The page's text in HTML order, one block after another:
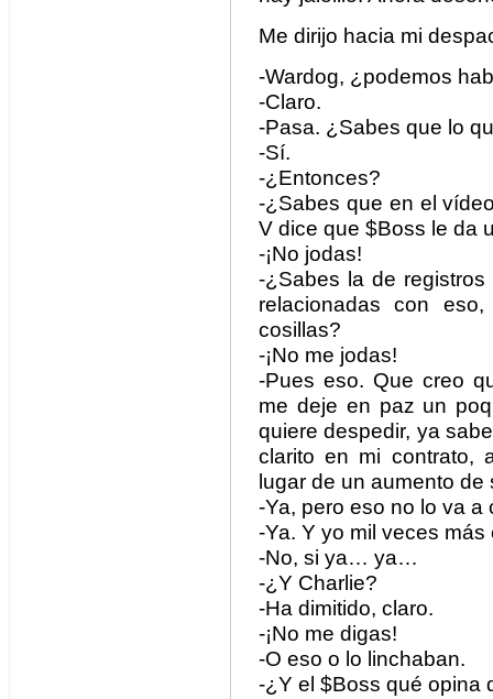
Me dirijo hacia mi
-Wardog, ¿podemos
-Claro.
-Pasa. ¿Sabes que lo
-Sí.
-¿Entonces?
-¿Sabes que en el
V dice que $Boss le da
-¡No jodas!
-¿Sabes la de
relacionadas con
cosillas?
-¡No me jodas!
-Pues eso. Que creo
me deje en paz un
quiere despedir, ya
clarito en mi contrato,
lugar de un aumento de
-Ya, pero eso no lo va
-Ya. Y yo mil veces más
-No, si ya… ya…
-¿Y Charlie?
-Ha dimitido, claro.
-¡No me digas!
-O eso o lo linchaban.
-¿Y el $Boss qué opina